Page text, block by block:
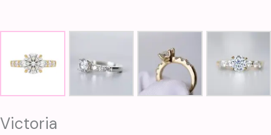
Victoria